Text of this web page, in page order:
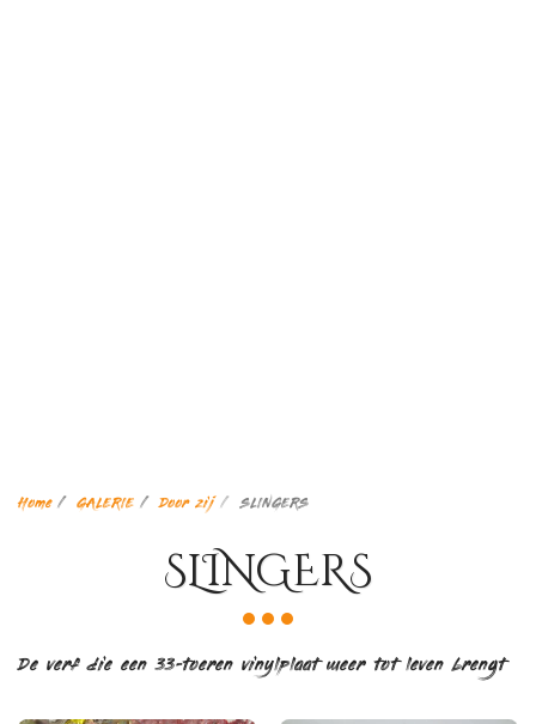
Home GALERIE Door zij SLINGERS
SLINGERS
De verf die een 33-toeren vinylplaat weer tot leven brengt